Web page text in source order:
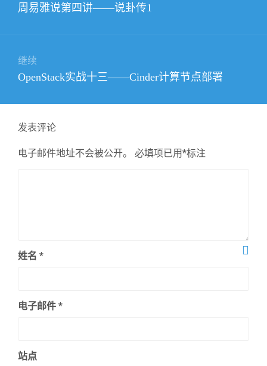
上
章：
周易雅说第四讲——说卦传1
继续
下
文
章：
OpenStack实战十三——Cinder计算节点部署
发表评论
电子邮件地址不会被公开。 必填项已用*标注
姓名 *
电子邮件 *
站点